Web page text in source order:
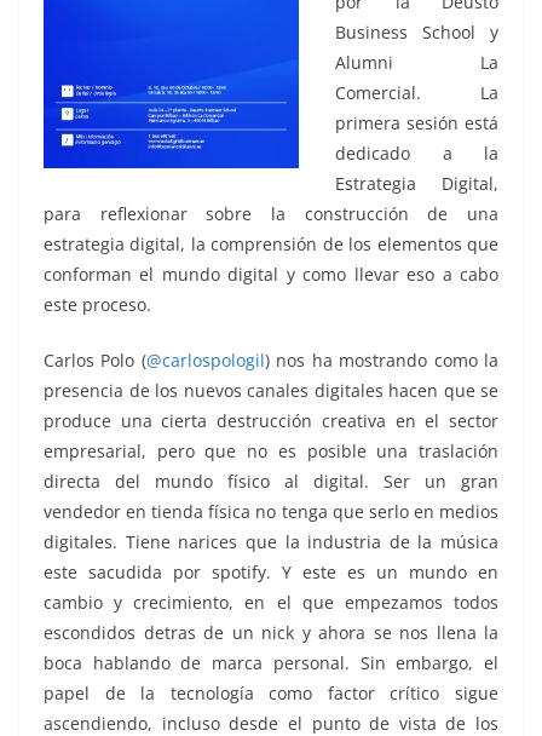
Business School y
Alumni La
Comercial. La
primera sesión está
dedicado a la
Estrategia Digital,
para reflexionar sobre la construcción de una
estrategia digital, la comprensión de los elementos que
conforman el mundo digital y como llevar eso a cabo
este proceso.
Carlos Polo (@carlospologil) nos ha mostrando como la
presencia de los nuevos canales digitales hacen que se
produce una cierta destrucción creativa en el sector
empresarial, pero que no es posible una traslación
directa del mundo físico al digital. Ser un gran
vendedor en tienda física no tenga que serlo en medios
digitales. Tiene narices que la industria de la música
este sacudida por spotify. Y este es un mundo en
cambio y crecimiento, en el que empezamos todos
escondidos detras de un nick y ahora se nos llena la
boca hablando de marca personal. Sin embargo, el
papel de la tecnología como factor crítico sigue
ascendiendo, incluso desde el punto de vista de los